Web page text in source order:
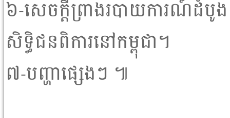
៦-សេចក្តីព្រាងរបាយការណ៍ដំបូង
សិទ្ធិជនពិការនៅកម្ពុជា។
៧-បញ្ហាផ្សេងៗ ៕